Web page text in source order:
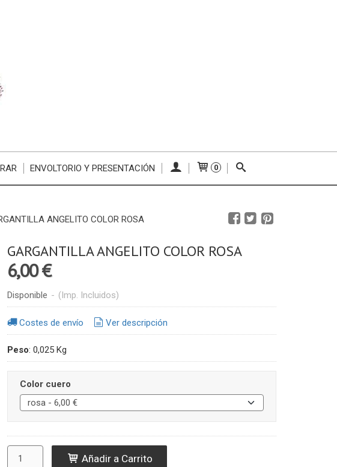
ENVOLTORIO Y PRESENTACIÓN 0
ANGELITO COLOR ROSA
GARGANTILLA ANGELITO COLOR ROSA
6,00 €
Disponible - (Imp. Incluidos)
Costes de envío Ver descripción
Peso: 0,025 Kg
Color cuero
Añadir a Carrito